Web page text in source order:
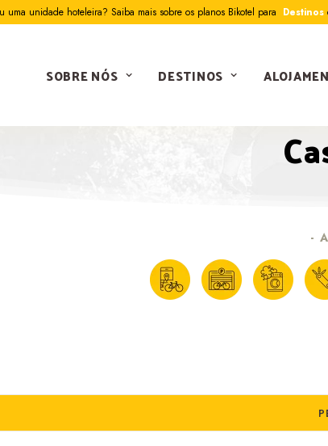
uma unidade hoteleira? Saiba mais sobre os planos Bikotel para Destinos
SOBRE NÓS DESTINOS
-